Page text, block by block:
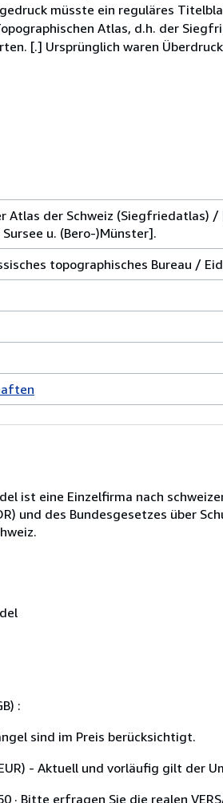
müsste ein reguläres
Atlas, d.h. der
[.] Ursprünglich waren
Atlas der Schweiz
u. (Bero-)Münster].
topographisches Bureau /
ist eine Einzelfirma nach
und des Bundesgesetzes über
:
sind im Preis berücksichtigt.
- Aktuell und vorläufig gilt der
· Bitte erfragen Sie die realen